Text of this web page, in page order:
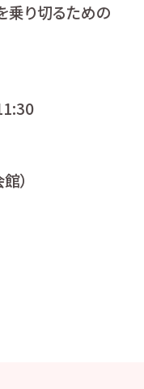
乗り切るための
）